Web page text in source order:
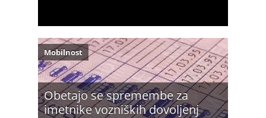
Obetajo se spremembe za
imetnike vozniških dovoljenj
Mobilnost